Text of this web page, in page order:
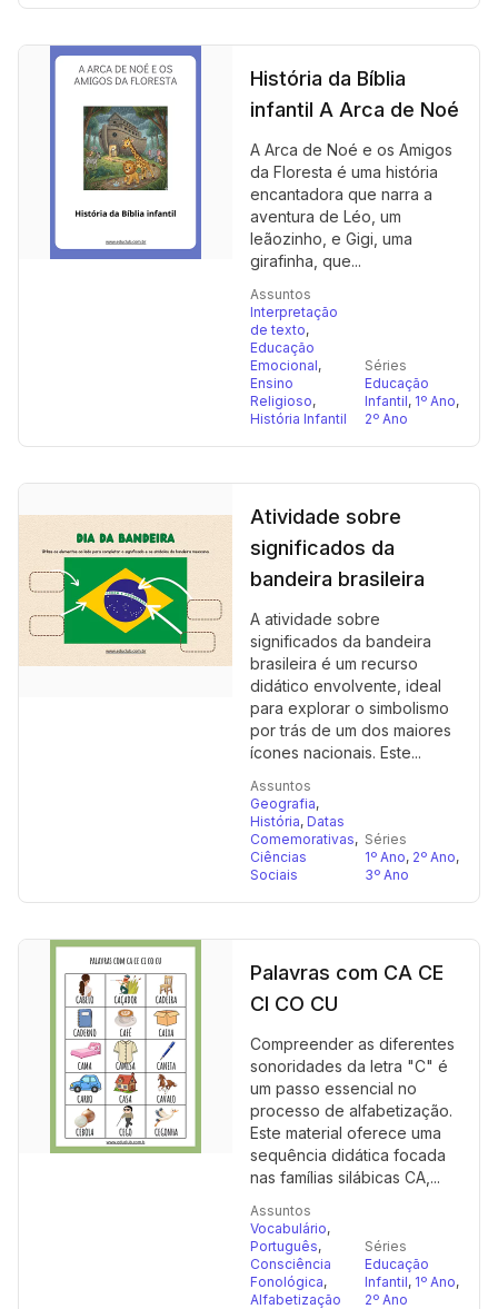
História da Bíblia
infantil A Arca de Noé
A Arca de Noé e os Amigos
da Floresta é uma história
encantadora que narra a
aventura de Léo, um
leãozinho, e Gigi, uma
girafinha, que...
Assuntos
Interpretação
de texto,
Educação
Emocional,
Ensino
Religioso,
História Infantil
Séries
Educação
Infantil, 1º Ano,
2º Ano
Atividade sobre
significados da
bandeira brasileira
A atividade sobre
significados da bandeira
brasileira é um recurso
didático envolvente, ideal
para explorar o simbolismo
por trás de um dos maiores
ícones nacionais. Este...
Assuntos
Geografia,
História, Datas
Comemorativas,
Ciências
Sociais
Séries
1º Ano, 2º Ano,
3º Ano
Palavras com CA CE
CI CO CU
Compreender as diferentes
sonoridades da letra "C" é
um passo essencial no
processo de alfabetização.
Este material oferece uma
sequência didática focada
nas famílias silábicas CA,...
Assuntos
Vocabulário,
Português,
Consciência
Fonológica,
Alfabetização
Séries
Educação
Infantil, 1º Ano,
2º Ano